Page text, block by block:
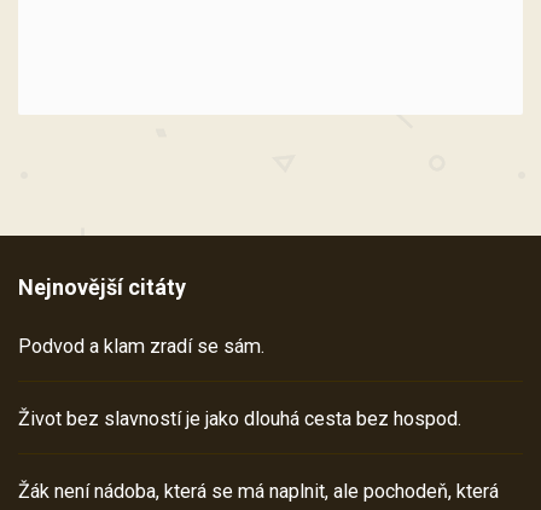
Nejnovější citáty
Podvod a klam zradí se sám.
Život bez slavností je jako dlouhá cesta bez hospod.
Žák není nádoba, která se má naplnit, ale pochodeň, která